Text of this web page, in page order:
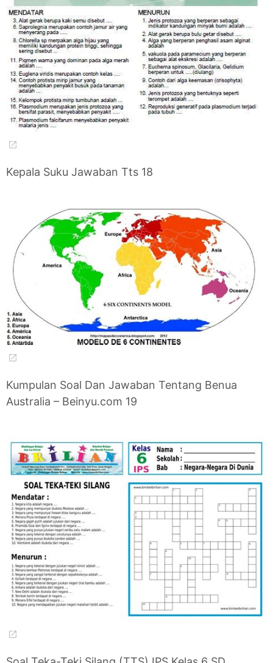
Kepala Suku Jawaban Tts 18
Kumpulan Soal Dan Jawaban Tentang Benua
Australia – Beinyu.com 19